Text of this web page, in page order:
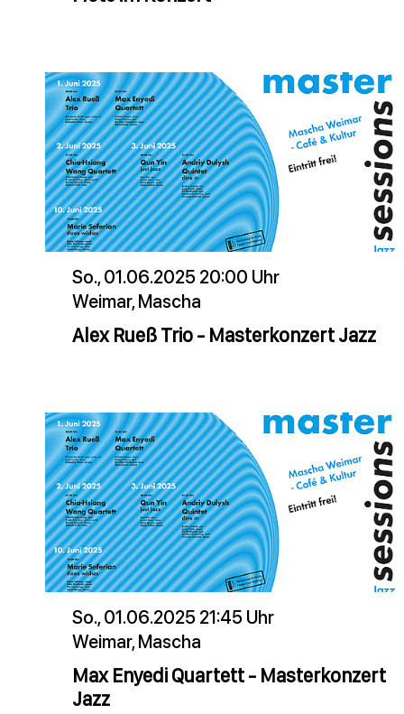
So., 01.06.2025 20:00 Uhr
Weimar, Mascha
Alex Rueß Trio - Masterkonzert Jazz
So., 01.06.2025 21:45 Uhr
Weimar, Mascha
Max Enyedi Quartett - Masterkonzert
Jazz